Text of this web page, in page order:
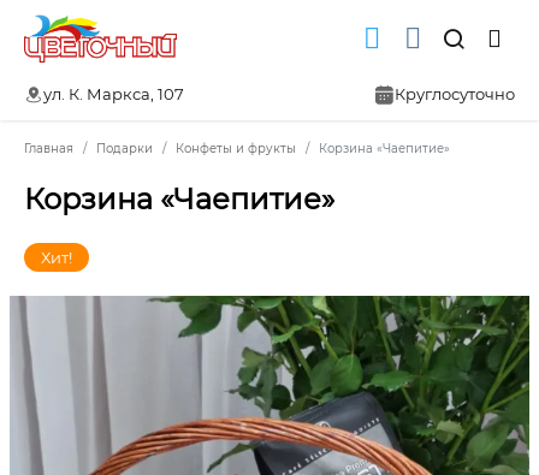
ул. К. Маркса, 107 Круглосуточно
Главная Подарки Конфеты и фрукты Корзина «Чаепитие»
Корзина «Чаепитие»
Хит!